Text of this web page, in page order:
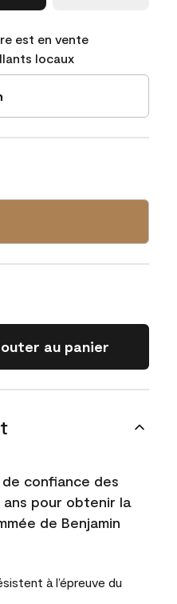
est en vente
locaux
au panier
confiance des
pour obtenir la
de Benjamin
à l’épreuve du